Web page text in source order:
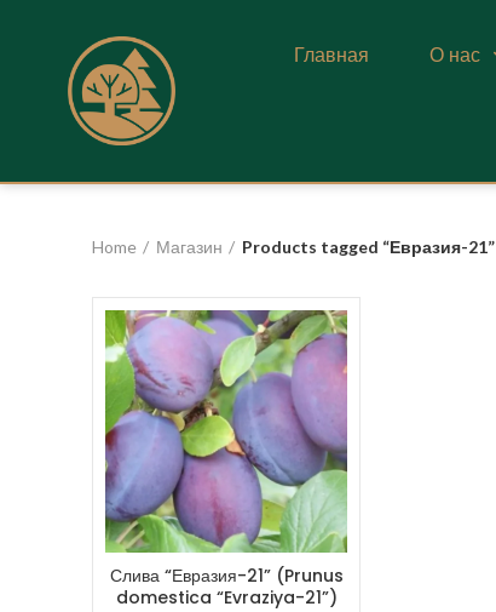
Главная О нас
Home Магазин Products tagged “Евразия-21”
Слива “Евразия-21” (Prunus
domestica “Evraziya-21”)